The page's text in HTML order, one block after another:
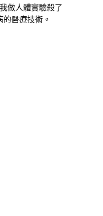
做人體實驗殺了
醫療技術。